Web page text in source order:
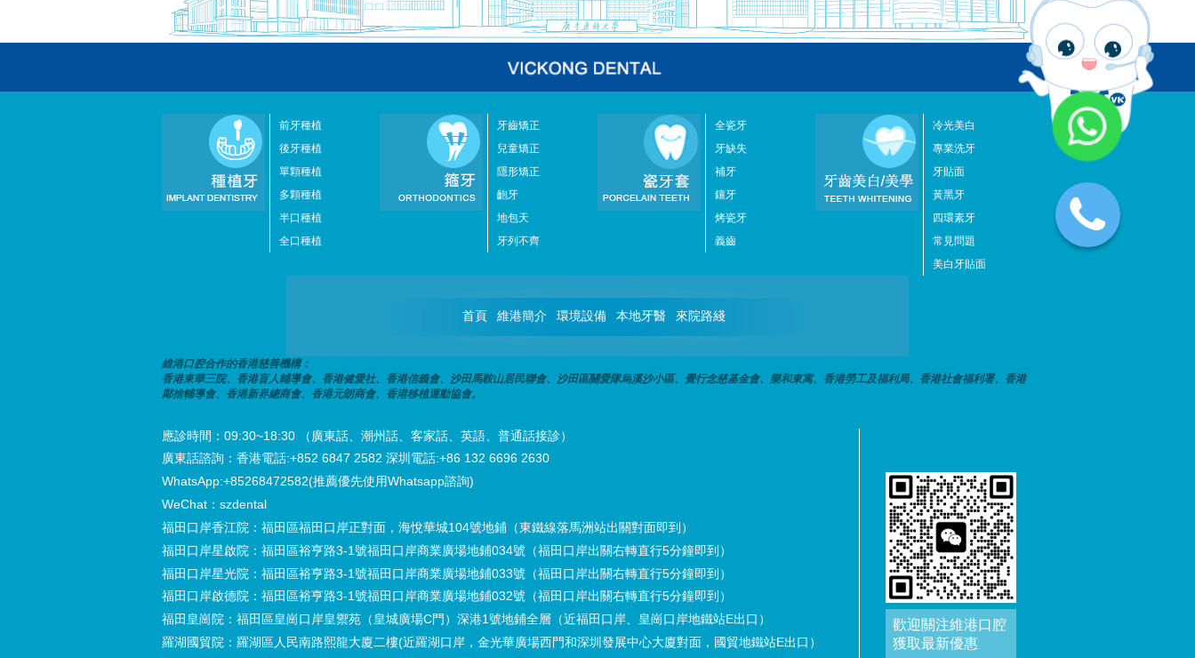
前牙種植
後牙種植
單顆種植
多顆種植
半口種植
全口種植
牙齒矯正
兒童矯正
隱形矯正
齙牙
地包天
牙列不齊
全瓷牙
牙缺失
補牙
鑲牙
烤瓷牙
義齒
冷光美白
專業洗牙
牙貼面
黃黑牙
四環素牙
常見問題
美白牙貼面
首頁 維港簡介 環境設備 本地牙醫 來院路綫
維港口腔合作的香港慈善機構：
香港東華三院、香港盲人輔導會、香港健愛社、香港信義會、沙田馬鞍山居民聯會、沙田區關愛隊烏溪沙小區、覺行念慈基金會、樂和東寓、香港勞工及福利局、香港社會福利署、香港
鄰捨輔導會、香港新界總商會、香港元朗商會、香港移植運動協會。
應診時間：09:30~18:30 （廣東話、潮州話、客家話、英語、普通話接診）
廣東話諮詢：香港電話:+852 6847 2582 深圳電話:+86 132 6696 2630
WhatsApp:+85268472582(推薦優先使用Whatsapp諮詢)
WeChat：szdental
福田口岸香江院：福田區福田口岸正對面，海悅華城104號地鋪（東鐵線落馬洲站出關對面即到）
福田口岸星啟院：福田區裕亨路3-1號福田口岸商業廣場地鋪034號（福田口岸出關右轉直行5分鐘即到）
福田口岸星光院：福田區裕亨路3-1號福田口岸商業廣場地鋪033號（福田口岸出關右轉直行5分鐘即到）
福田口岸啟德院：福田區裕亨路3-1號福田口岸商業廣場地鋪032號（福田口岸出關右轉直行5分鐘即到）
福田皇崗院：福田區皇崗口岸皇禦苑（皇城廣場C門）深港1號地鋪全層（近福田口岸、皇崗口岸地鐵站E出口）
羅湖國貿院：羅湖區人民南路熙龍大廈二樓(近羅湖口岸，金光華廣場西門和深圳發展中心大廈對面，國貿地鐵站E出口）
歡迎關注維港口腔
獲取最新優惠